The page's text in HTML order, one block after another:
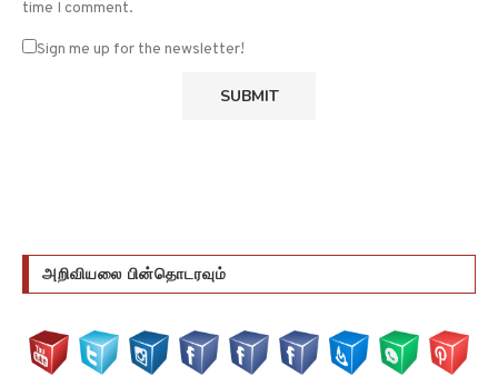
அறிவியலை பின்தொடரவும்